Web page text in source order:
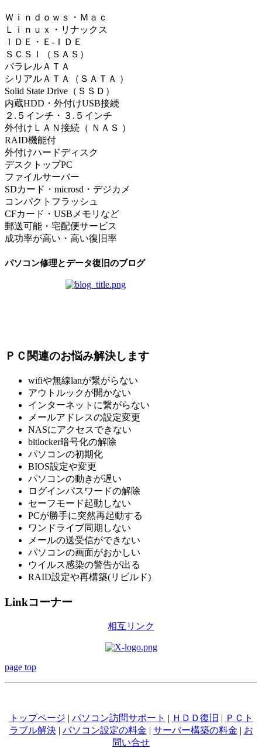
Ｗｉｎｄｏｗｓ・Ｍａｃ
Ｌｉｎｕｘ・リナックス
ＩＤＥ・Ｅ-ＩＤＥ
ＳＣＳＩ（ＳＡＳ）
パラレルＡＴＡ
シリアルＡＴＡ（ＳＡＴＡ ）
Solid State Drive（ＳＳＤ）
内蔵HDD・外付けUSB接続
２.５インチ・３.５インチ
外付けＬＡＮ接続（ ＮＡＳ ）
RAID機能付
外付けハードディスク
デスクトップPC
ファイルサーバー
SDカード・microsd・デジカメ
コンパクトフラッシュ
CFカード・USBメモリなど
郵送可能・宅配便サービス
成功率が高い・高い復旧率
パソコン修理とデータ復旧のブログ
ＰＣ関連のお悩み解決します
wifiや無線lanが繋がらない
アウトルックが開かない
インターネットに繋がらない
メールアドレスの設定変更
NASにアクセスできない
bitlocker暗号化の解除
パソコンの初期化
BIOS設定や変更
パソコンの動きが遅い
ログインパスワードの解除
セーフモード起動しない
PCが勝手に突然再起動する
ワンドライブ同期しない
メールの送受信ができない
パソコンの画面がおかしい
ウイルス感染の警告が出る
RAID設定や再構築(リビルド)
Linkコーナー
相互リンク
page top
トップページ | パソコン訪問サポート | ＨＤＤ復旧 | ＰＣト
ラブル解決| パソコン設定の料金 | サーバー構築の料金 | お
問い合せ